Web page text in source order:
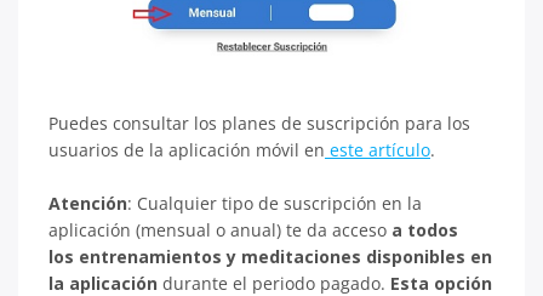
Puedes consultar los planes de suscripción para los
usuarios de la aplicación móvil en este artículo.
Atención: Cualquier tipo de suscripción en la
aplicación (mensual o anual) te da acceso a todos
los entrenamientos y meditaciones disponibles en
la aplicación durante el periodo pagado. Esta opción